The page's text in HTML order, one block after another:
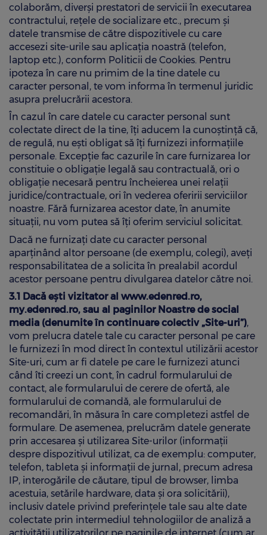
colaborăm, diverși prestatori de servicii în executarea
contractului, rețele de socializare etc., precum și
datele transmise de către dispozitivele cu care
accesezi site-urile sau aplicația noastră (telefon,
laptop etc.), conform Politicii de Cookies. Pentru
ipoteza în care nu primim de la tine datele cu
caracter personal, te vom informa în termenul juridic
asupra prelucrării acestora.
În cazul în care datele cu caracter personal sunt
colectate direct de la tine, îți aducem la cunoștință că,
de regulă, nu ești obligat să îți furnizezi informațiile
personale. Excepție fac cazurile în care furnizarea lor
constituie o obligație legală sau contractuală, ori o
obligație necesară pentru încheierea unei relații
juridice/contractuale, ori în vederea oferirii serviciilor
noastre. Fără furnizarea acestor date, în anumite
situații, nu vom putea să îți oferim serviciul solicitat.
Dacă ne furnizați date cu caracter personal
aparținând altor persoane (de exemplu, colegi), aveți
responsabilitatea de a solicita în prealabil acordul
acestor persoane pentru divulgarea datelor către noi.
3.1 Dacă ești vizitator al www.edenred.ro,
my.edenred.ro, sau al paginilor Noastre de social
media (denumite în continuare colectiv „Site-uri”),
vom prelucra datele tale cu caracter personal pe care
le furnizezi în mod direct în contextul utilizării acestor
Site-uri, cum ar fi datele pe care le furnizezi atunci
când îti creezi un cont, în cadrul formularului de
contact, ale formularului de cerere de ofertă, ale
formularului de comandă, ale formularului de
recomandări, în măsura în care completezi astfel de
formulare. De asemenea, prelucrăm datele generate
prin accesarea și utilizarea Site-urilor (informații
despre dispozitivul utilizat, ca de exemplu: computer,
telefon, tableta și informații de jurnal, precum adresa
IP, interogările de căutare, tipul de browser, limba
acestuia, setările hardware, data și ora solicitării),
inclusiv datele privind preferințele tale sau alte date
colectate prin intermediul tehnologiilor de analiză a